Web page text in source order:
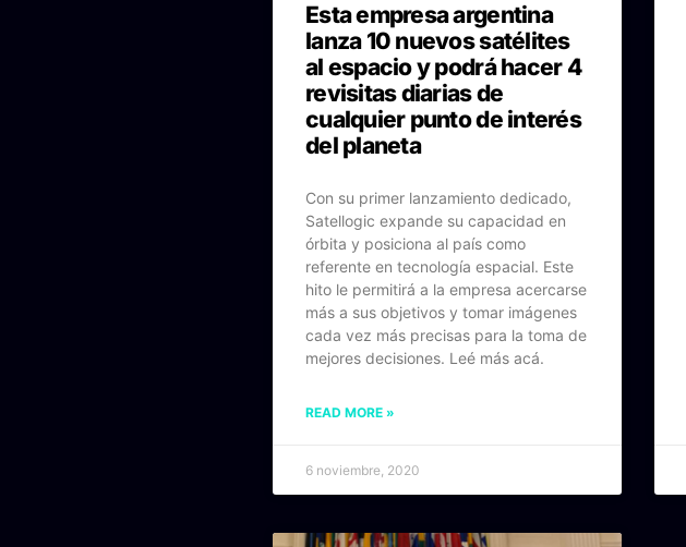
Esta empresa argentina
lanza 10 nuevos satélites
al espacio y podrá hacer 4
revisitas diarias de
cualquier punto de interés
del planeta
Con su primer lanzamiento dedicado,
Satellogic expande su capacidad en
órbita y posiciona al país como
referente en tecnología espacial. Este
hito le permitirá a la empresa acercarse
más a sus objetivos y tomar imágenes
cada vez más precisas para la toma de
mejores decisiones. Leé más acá.
READ MORE »
6 noviembre, 2020